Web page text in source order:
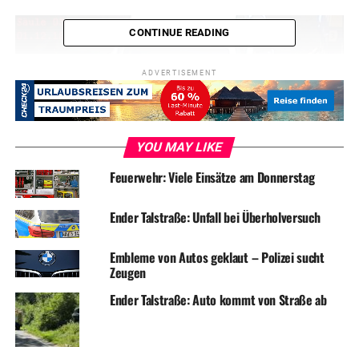
Täter/Fahrzeug
Titelbild: Symbolfoto / Fahndungsfoto: Polizei
CONTINUE READING
ADVERTISEMENT
YOU MAY LIKE
Feuerwehr: Viele Einsätze am Donnerstag
Ender Talstraße: Unfall bei Überholversuch
Embleme von Autos geklaut – Polizei sucht
Zeugen
Ender Talstraße: Auto kommt von Straße ab